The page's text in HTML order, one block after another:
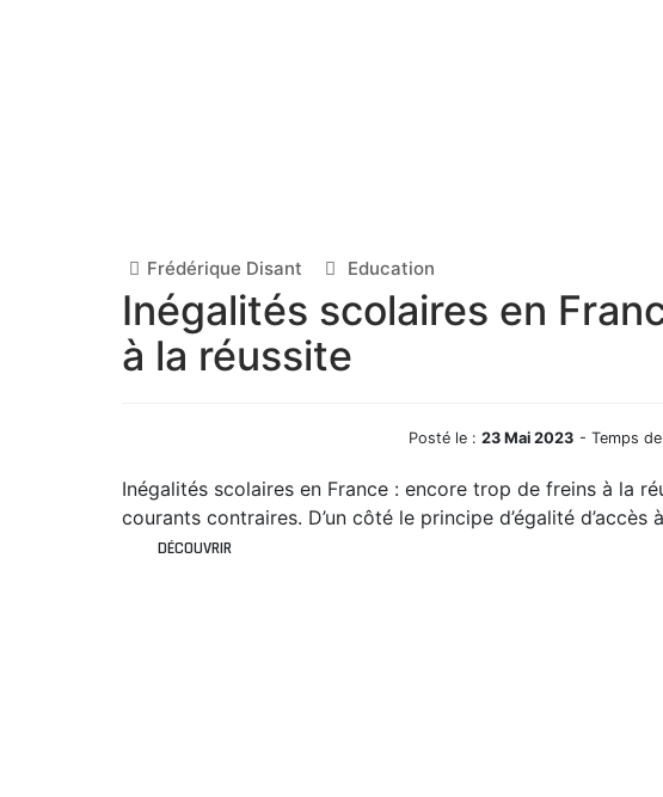
Frédérique Disant Education
Inégalités scolaires en
à la réussite
Posté le : 23 Mai 2023 - Temps
Inégalités scolaires en France : encore trop de freins à la
courants contraires. D’un côté le principe d’égalité d’accès
DÉCOUVRIR